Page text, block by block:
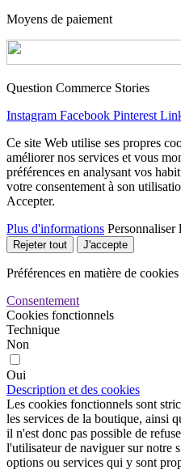
Moyens de paiement
Question Commerce Stories
Instagram Facebook Pinterest
Ce site Web utilise ses propres
améliorer nos services et vous
préférences en analysant vos
votre consentement à son
Accepter.
Plus d'informations Personnaliser
Rejeter tout J'accepte
Préférences en matière de cookies
Consentement
Cookies fonctionnels
Technique
Non
Oui
Description et des cookies
Les cookies fonctionnels sont
les services de la boutique, ainsi
il n'est donc pas possible de
l'utilisateur de naviguer sur notre
options ou services qui y sont